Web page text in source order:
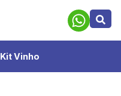
Kit Vinho